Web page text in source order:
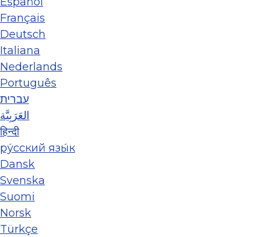
Français
Deutsch
Italiana
Nederlands
Português
עברית
العَرَبِيَّة
हिन्दी
ру́сский язы́к
Dansk
Svenska
Suomi
Norsk
Türkçe